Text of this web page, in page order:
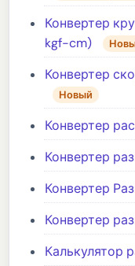
Конвертер
kgf-cm)
Конвертер
Новый
Конвертер
Конвертер
Конвертер
Конвертер
Калькулятор